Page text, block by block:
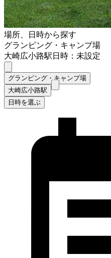
場所、日時から探す
グランピング・キャンプ場
大崎広小路駅日時：未設定
グランピング・キャンプ場
大崎広小路駅
日時を選ぶ